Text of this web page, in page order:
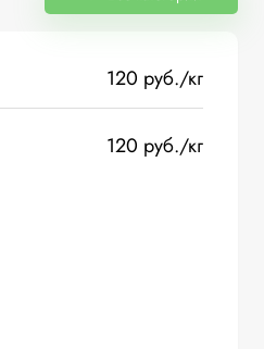
120 руб./кг
120 руб./кг